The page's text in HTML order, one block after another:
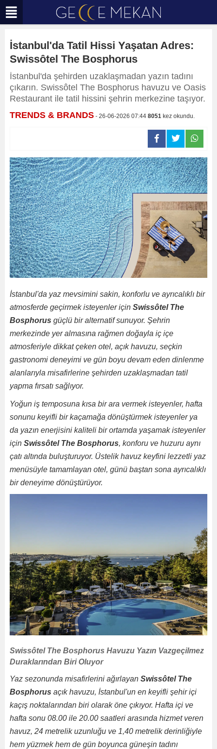
İstanbul'da Tatil Hissi Yaşatan Adres:
Swissôtel The Bosphorus
İstanbul'da şehirden uzaklaşmadan yazın tadını
çıkarın. Swissôtel The Bosphorus havuzu ve Oasis
Restaurant ile tatil hissini şehrin merkezine taşıyor.
TRENDS & BRANDS - 26-06-2026 07:44 8051 kez okundu.
İstanbul'da yaz mevsimini sakin, konforlu ve ayrıcalıklı bir
atmosferde geçirmek isteyenler için Swissôtel The
Bosphorus güçlü bir alternatif sunuyor. Şehrin
merkezinde yer almasına rağmen doğayla iç içe
atmosferiyle dikkat çeken otel, açık havuzu, seçkin
gastronomi deneyimi ve gün boyu devam eden dinlenme
alanlarıyla misafirlerine şehirden uzaklaşmadan tatil
yapma fırsatı sağlıyor.
Yoğun iş temposuna kısa bir ara vermek isteyenler, hafta
sonunu keyifli bir kaçamağa dönüştürmek isteyenler ya
da yazın enerjisini kaliteli bir ortamda yaşamak isteyenler
için Swissôtel The Bosphorus, konforu ve huzuru aynı
çatı altında buluşturuyor. Üstelik havuz keyfini lezzetli yaz
menüsüyle tamamlayan otel, günü baştan sona ayrıcalıklı
bir deneyime dönüştürüyor.
Swissôtel The Bosphorus Havuzu Yazın Vazgeçilmez
Duraklarından Biri Oluyor
Yaz sezonunda misafirlerini ağırlayan Swissôtel The
Bosphorus açık havuzu, İstanbul'un en keyifli şehir içi
kaçış noktalarından biri olarak öne çıkıyor. Hafta içi ve
hafta sonu 08.00 ile 20.00 saatleri arasında hizmet veren
havuz, 24 metrelik uzunluğu ve 1,40 metrelik derinliğiyle
hem yüzmek hem de gün boyunca güneşin tadını